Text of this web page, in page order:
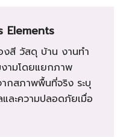
Elements
องสี วัสดุ บ้าน งานทำ
งามโดยแยกภาพ
กสภาพพื้นที่จริง ระบุ
และความปลอดภัยเมื่อ